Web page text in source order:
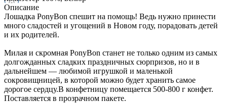
Описание
Лошадка PonyBon спешит на помощь! Ведь нужно принести
много сладостей и угощений в Новом году, порадовать детей
и их родителей.
Милая и скромная PonyBon станет не только одним из самых
долгожданных сладких праздничных сюрпризов, но и в
дальнейшем — любимой игрушкой и маленькой
сокровищницей, в которой можно будет хранить самое
дорогое сердцу.В конфетницу помещается 500-800 г конфет.
Поставляется в прозрачном пакете.